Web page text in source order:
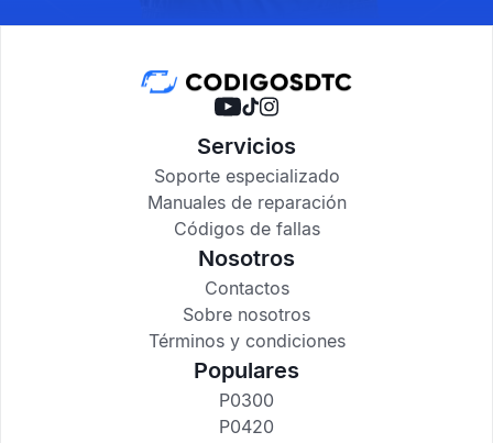
Servicios
Soporte especializado
Manuales de reparación
Códigos de fallas
Nosotros
Contactos
Sobre nosotros
Términos y condiciones
Populares
P0300
P0420